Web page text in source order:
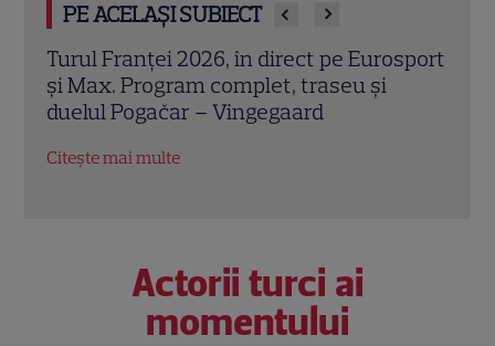
PE ACELAȘI SUBIECT
Natalie Musteață și Alexandre Singh,
invitați la Garantat 100% cu Cătălin
Ștefănescu. Când se difuzează ediția la
Actorii turci ai
momentului